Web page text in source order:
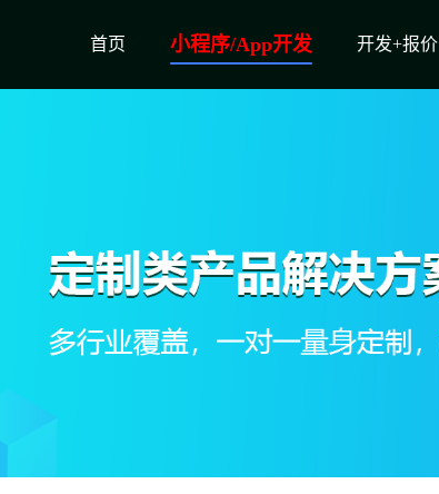
首页 小程序/App开发 开发+报价